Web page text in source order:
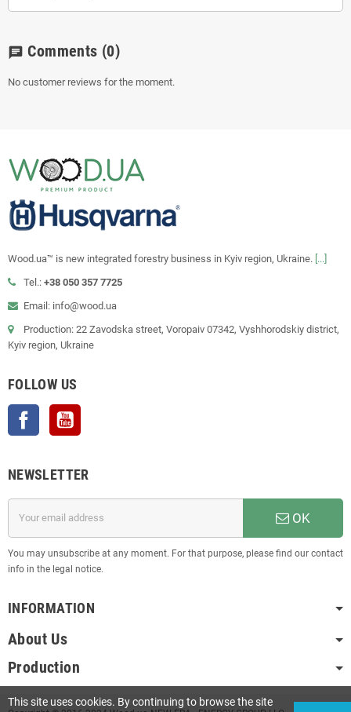
chat Comments (0)
No customer reviews for the moment.
Wood.ua™ is new integrated forestry business in Kyiv region, Ukraine. [...]
Tel.: +38 050 357 7725
Email: info@wood.ua
Production: 22 Zavodska street, Voropaiv 07342, Vyshhorodskiy district,
Kyiv region, Ukraine
FOLLOW US
Facebook
NEWSLETTER
OK
You may unsubscribe at any moment. For that purpose, please find our contact
info in the legal notice.
INFORMATION
About Us
Production
This site uses cookies. By continuing to browse the site